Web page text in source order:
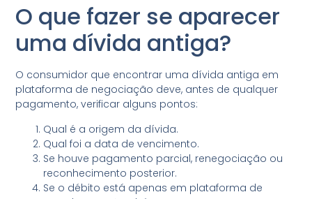
O que fazer se aparecer
uma dívida antiga?
O consumidor que encontrar uma dívida antiga em
plataforma de negociação deve, antes de qualquer
pagamento, verificar alguns pontos:
Qual é a origem da dívida.
Qual foi a data de vencimento.
Se houve pagamento parcial, renegociação ou
reconhecimento posterior.
Se o débito está apenas em plataforma de